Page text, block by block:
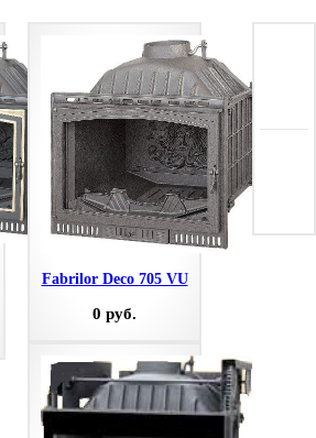
Fabrilor Deco 705 VU
0 руб.